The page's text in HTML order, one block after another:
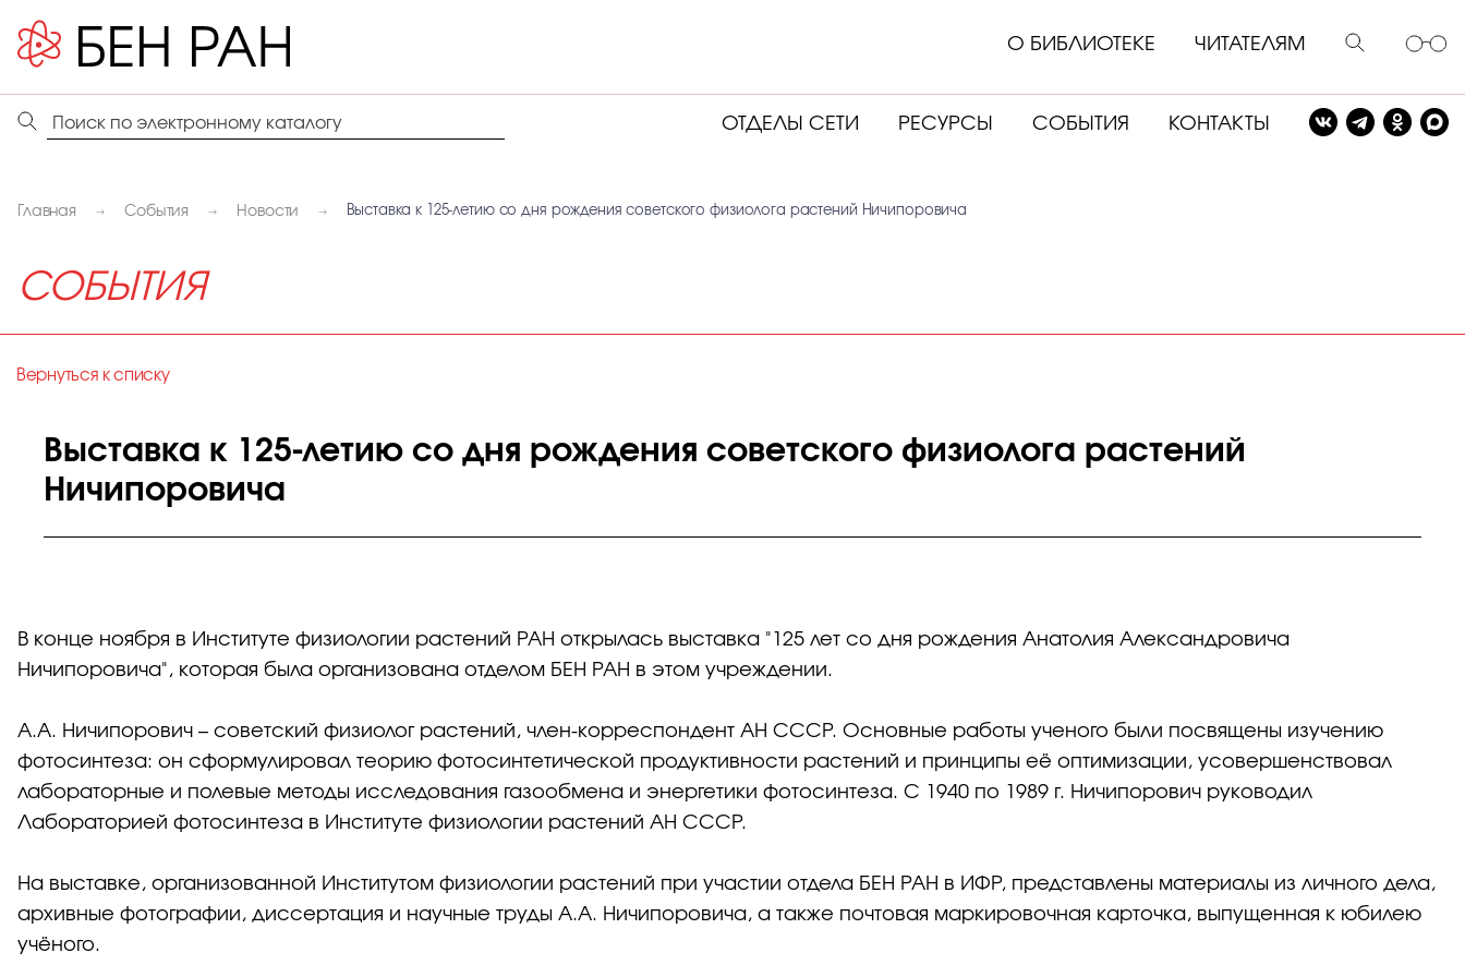
О БИБЛИОТЕКЕ ЧИТАТЕЛЯМ
ОТДЕЛЫ СЕТИ РЕСУРСЫ СОБЫТИЯ КОНТАКТЫ
Главная События Новости Выставка к 125-летию со дня рождения советского физиолога растений Ничипоровича
СОБЫТИЯ
Вернуться к списку
Выставка к 125-летию со дня рождения советского физиолога растений
Ничипоровича
В конце ноября в Институте физиологии растений РАН открылась выставка "125 лет со дня рождения Анатолия Александровича
Ничипоровича", которая была организована отделом БЕН РАН в этом учреждении.
А.А. Ничипорович – советский физиолог растений, член-корреспондент АН СССР. Основные работы ученого были посвящены изучению
фотосинтеза: он сформулировал теорию фотосинтетической продуктивности растений и принципы её оптимизации, усовершенствовал
лабораторные и полевые методы исследования газообмена и энергетики фотосинтеза. С 1940 по 1989 г. Ничипорович руководил
Лабораторией фотосинтеза в Институте физиологии растений АН СССР.
На выставке, организованной Институтом физиологии растений при участии отдела БЕН РАН в ИФР, представлены материалы из личного дела,
архивные фотографии, диссертация и научные труды А.А. Ничипоровича, а также почтовая маркировочная карточка, выпущенная к юбилею
учёного.